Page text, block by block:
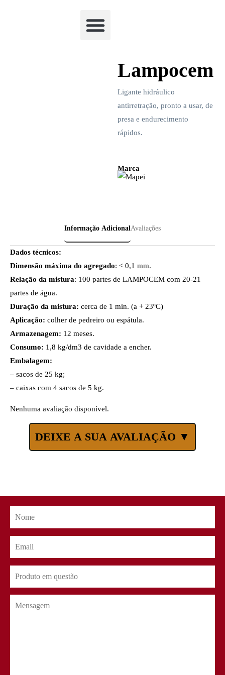
Lampocem
Ligante hidráulico
antirretração, pronto a usar, de
presa e endurecimento
rápidos.
Marca
Informação AdicionalAvaliações
Dados técnicos:
Dimensão máxima do agregado: < 0,1 mm.
Relação da mistura: 100 partes de LAMPOCEM com 20-21
partes de água.
Duração da mistura: cerca de 1 min. (a + 23ºC)
Aplicação: colher de pedreiro ou espátula.
Armazenagem: 12 meses.
Consumo: 1,8 kg/dm3 de cavidade a encher.
Embalagem:
– sacos de 25 kg;
– caixas com 4 sacos de 5 kg.
Nenhuma avaliação disponível.
DEIXE A SUA AVALIAÇÃO ▼